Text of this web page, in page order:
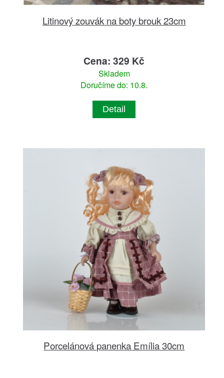
Litinový zouvák na boty brouk 23cm
Cena: 329 Kč
Skladem
Doručíme do: 10.8.
Detail
Porcelánová panenka Emília 30cm